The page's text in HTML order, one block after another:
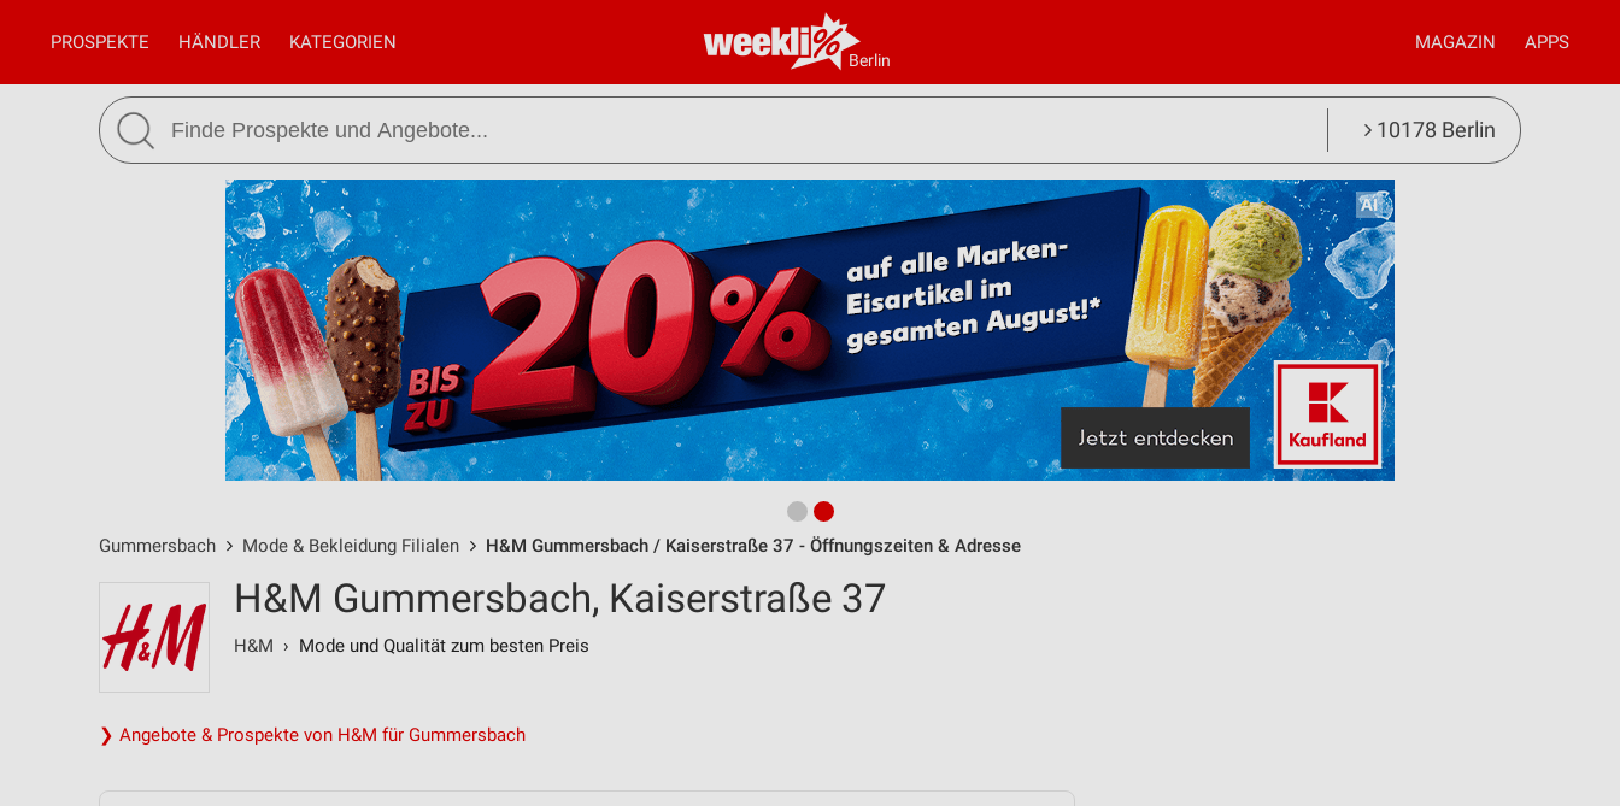
Berlin
PROSPEKTE HÄNDLER KATEGORIEN MAGAZIN APPS
10178 Berlin
Gummersbach Mode & Bekleidung Filialen H&M Gummersbach / Kaiserstraße 37 - Öffnungszeiten & Adresse
H&M Gummersbach, Kaiserstraße 37
H&M › Mode und Qualität zum besten Preis
❯ Angebote & Prospekte von H&M für Gummersbach